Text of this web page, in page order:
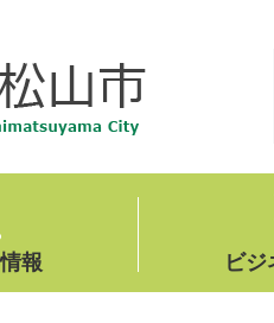
報 ビジ